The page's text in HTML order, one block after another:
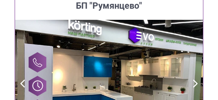
БП "Румянцево"